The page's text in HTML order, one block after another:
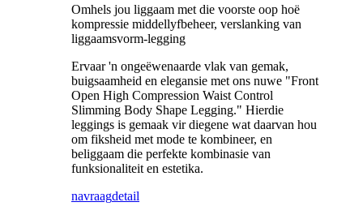
Omhels jou liggaam met die voorste oop hoë
kompressie middellyfbeheer, verslanking van
liggaamsvorm-legging
Ervaar 'n ongeëwenaarde vlak van gemak,
buigsaamheid en elegansie met ons nuwe "Front
Open High Compression Waist Control
Slimming Body Shape Legging." Hierdie
leggings is gemaak vir diegene wat daarvan hou
om fiksheid met mode te kombineer, en
beliggaam die perfekte kombinasie van
funksionaliteit en estetika.
navraagdetail